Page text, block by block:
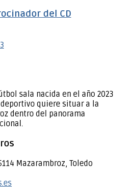
del CD
sala nacida en el año 2023
quiere situar a la
dentro del panorama
Mazarambroz, Toledo